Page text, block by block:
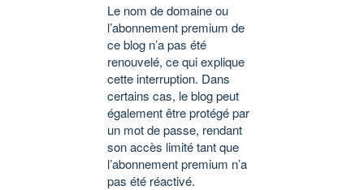
Le nom de domaine ou
l’abonnement premium de
ce blog n’a pas été
renouvelé, ce qui explique
cette interruption. Dans
certains cas, le blog peut
également être protégé par
un mot de passe, rendant
son accès limité tant que
l’abonnement premium n’a
pas été réactivé.